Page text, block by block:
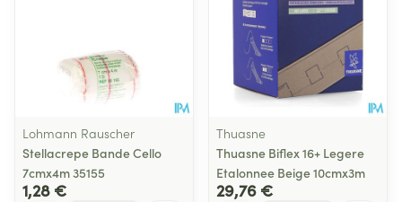
Lohmann Rauscher
Stellacrepe Bande Cello
7cmx4m 35155
1,28 €
Thuasne
Thuasne Biflex 16+ Legere
Etalonnee Beige 10cmx3m
29,76 €